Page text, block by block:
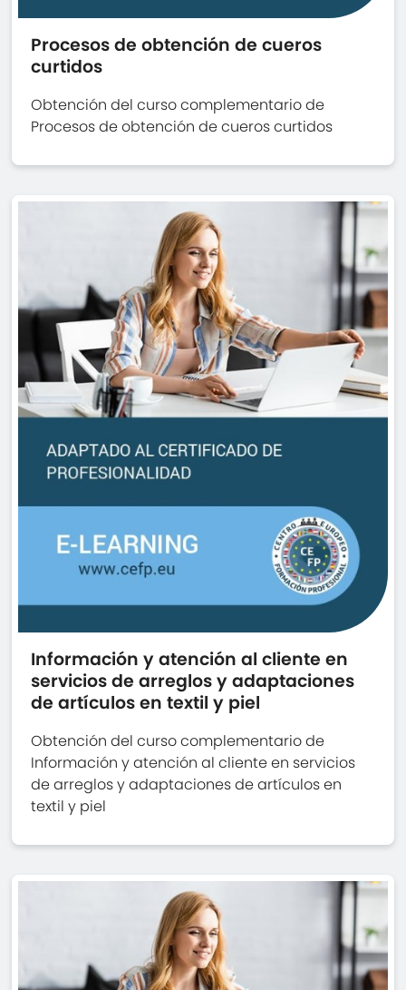
Procesos de obtención de cueros
curtidos
Obtención del curso complementario de
Procesos de obtención de cueros curtidos
Información y atención al cliente en
servicios de arreglos y adaptaciones
de artículos en textil y piel
Obtención del curso complementario de
Información y atención al cliente en servicios
de arreglos y adaptaciones de artículos en
textil y piel